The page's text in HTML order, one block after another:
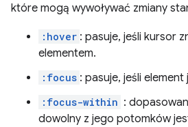
które mogą wywoływać zmiany
:hover : pasuje, jeśli kursor
elementem.
:focus : pasuje, jeśli
:focus-within :
dowolny z jego potomków